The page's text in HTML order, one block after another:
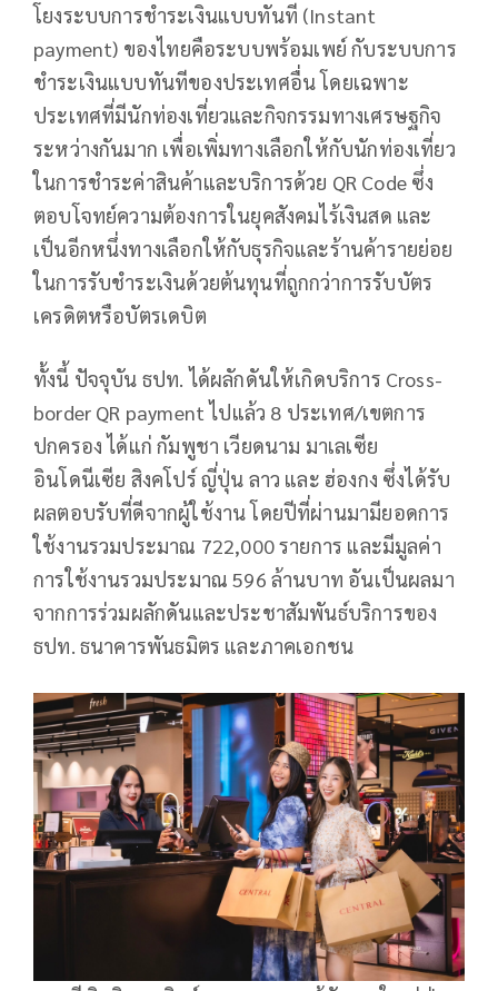
โยงระบบการชำระเงินแบบทันที (Instant
payment) ของไทยคือระบบพร้อมเพย์ กับระบบการ
ชำระเงินแบบทันทีของประเทศอื่น โดยเฉพาะ
ประเทศที่มีนักท่องเที่ยวและกิจกรรมทางเศรษฐกิจ
ระหว่างกันมาก เพื่อเพิ่มทางเลือกให้กับนักท่องเที่ยว
ในการชำระค่าสินค้าและบริการด้วย QR Code ซึ่ง
ตอบโจทย์ความต้องการในยุคสังคมไร้เงินสด และ
เป็นอีกหนึ่งทางเลือกให้กับธุรกิจและร้านค้ารายย่อย
ในการรับชำระเงินด้วยต้นทุนที่ถูกกว่าการรับบัตร
เครดิตหรือบัตรเดบิต
ทั้งนี้ ปัจจุบัน ธปท. ได้ผลักดันให้เกิดบริการ Cross-
border QR payment ไปแล้ว 8 ประเทศ/เขตการ
ปกครอง ได้แก่ กัมพูชา เวียดนาม มาเลเซีย
อินโดนีเซีย สิงคโปร์ ญี่ปุ่น ลาว และ ฮ่องกง ซึ่งได้รับ
ผลตอบรับที่ดีจากผู้ใช้งาน โดยปีที่ผ่านมามียอดการ
ใช้งานรวมประมาณ 722,000 รายการ และมีมูลค่า
การใช้งานรวมประมาณ 596 ล้านบาท อันเป็นผลมา
จากการร่วมผลักดันและประชาสัมพันธ์บริการของ
ธปท. ธนาคารพันธมิตร และภาคเอกชน